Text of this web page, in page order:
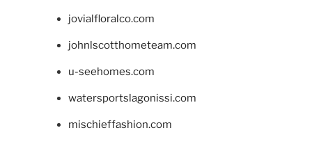
jovialfloralco.com
johnlscotthometeam.com
u-seehomes.com
watersportslagonissi.com
mischieffashion.com